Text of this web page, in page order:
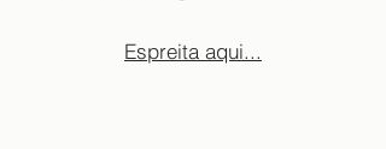
Espreita aqui...